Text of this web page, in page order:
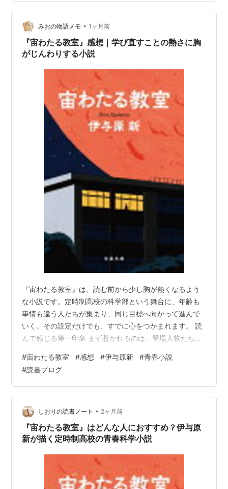
顧問に科学部を結成し、学会発表を目標に「火星のクレ
ーター」を再現する実験へ挑んでいきます。 物語のポイ
ント この作品のポイントは、科学の実験と…
みおの物語メモ • 1ヶ月前
『宙わたる教室』感想｜学び直すことの熱さに胸
がじんわりする小説
『宙わたる教室』は、読む前から少し胸が熱くなるよう
な小説です。定時制高校の科学部という舞台に、年齢も
事情も違う人たちが集まり、同じ目標へ向かって進んで
いく。その設定だけでも、すでに心をつかまれます。 読
んで感じる第一印象 まず惹かれるのは、登場人物たちが
ころです。学校に通えなかった人、途中でつまずいた
人、年齢を重ねてから学び直そうとする人。それぞれの
背景が違うからこそ、教室に集まる意味がより強く感じ
られます。 心に残りそうなところ 心に残りそうなのは、
科学が人を励ますものとして描かれているところです。
難しい知識を覚えるだけではなく、なぜそうなる…
#宙わたる教室 #感想 #伊与原新 #青春小説
#読書ブログ
しおりの読書ノート • 2ヶ月前
『宙わたる教室』はどんな人におすすめ？伊与原
新が描く定時制高校の青春科学小説